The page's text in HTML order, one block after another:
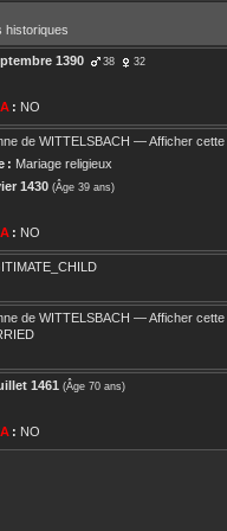
historiques
1390 38 32
: NO
de WITTELSBACH —Afficher cette
: Mariage religieux
1430 (Âge 39 ans)
: NO
de WITTELSBACH —Afficher cette
1461 (Âge 70 ans)
: NO